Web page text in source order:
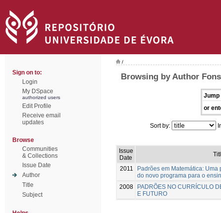
Sign on to:
Login
My DSpace
authorized users
Edit Profile
Receive email
updates
Browse
Communities
& Collections
Issue Date
Author
Title
Subject
/
Browsing by Author
Jump
or
Sort by:
Issue
Date
2011
Padrões em Matemática:
do novo programa para o
2008
PADRÕES NO CURRÍCULO
E FUTURO